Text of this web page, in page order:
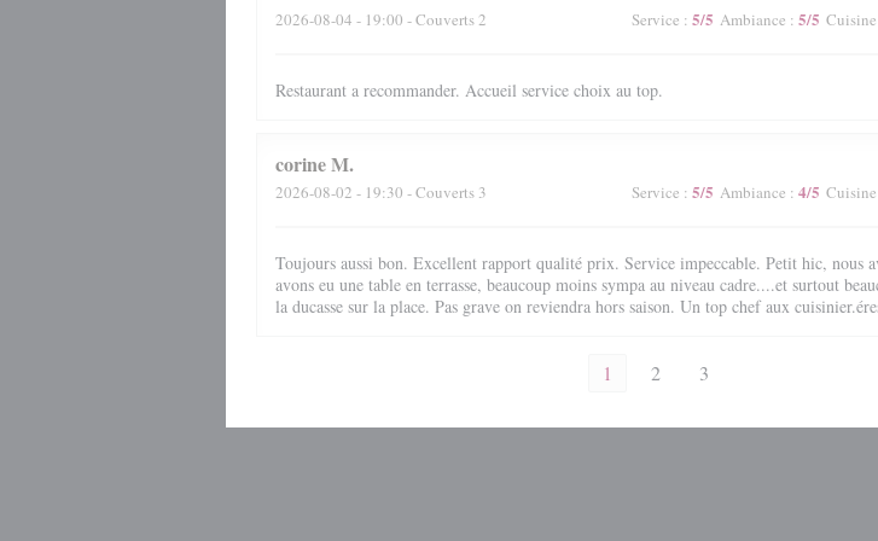
2026-08-04 - 19:00 - Couverts 2 Service : 5/5 Ambiance : 5/5 Cuisine
Restaurant a recommander. Accueil service choix au top.
corineM
2026-08-02 - 19:30 - Couverts 3 Service : 5/5 Ambiance : 4/5 Cuisine
Toujours aussi bon. Excellent rapport qualité prix. Service impeccable. Petit hic, nous
avons eu une table en terrasse, beaucoup moins sympa au niveau cadre....et surtout
la ducasse sur la place. Pas grave on reviendra hors saison. Un top chef aux
1 2 3